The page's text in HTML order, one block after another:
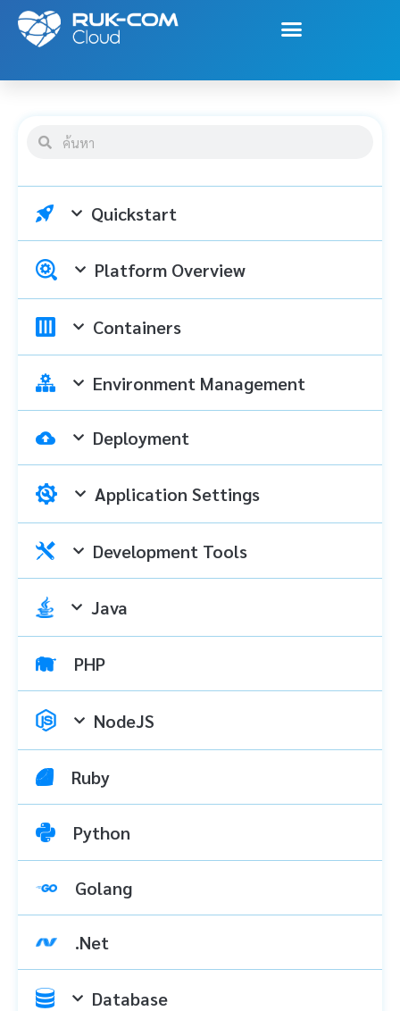
Quickstart
Platform Overview
Containers
Environment Management
Deployment
Application Settings
Development Tools
Java
PHP
NodeJS
Ruby
Python
Golang
.Net
Database